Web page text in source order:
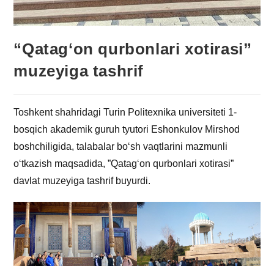
“Qatag‘on qurbonlari xotirasi”
muzeyiga tashrif
Toshkent shahridagi Turin Politexnika universiteti 1-
bosqich akademik guruh tyutori Eshonkulov Mirshod
boshchiligida, talabalar bo‘sh vaqtlarini mazmunli
o‘tkazish maqsadida, ”Qatag‘on qurbonlari xotirasi”
davlat muzeyiga tashrif buyurdi.